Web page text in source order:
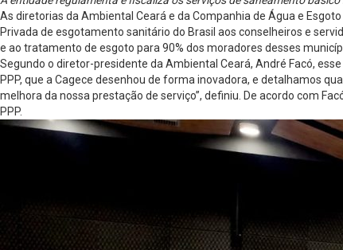
As diretorias da Ambiental Ceará e da Companhia de Água e
Privada de esgotamento sanitário do Brasil aos conselheiros e
e ao tratamento de esgoto para 90% dos moradores desses
Segundo o diretor-presidente da Ambiental Ceará, André Facó,
PPP, que a Cagece desenhou de forma inovadora, e detalhamos
melhora da nossa prestação de serviço”, definiu. De acordo com
PPP.